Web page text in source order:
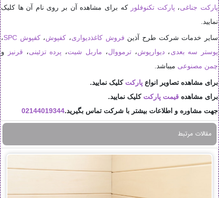
پارکت جناغی، پارکت تکنوفلور که برای مشاهده آن بر روی نام آن ها کلیک
نمایید.
سایر خدمات شرکت طرح آذین فروش کاغذدیواری، کفپوش،کفپوش SPC
،
پوستر سه بعدی،دیوارپوش،ترمووال، ماربل شیت، پرده تزئینی، قرنیز
و
چمن مصنوعی میباشد.
برای مشاهده تصاویر انواع پارکت کلیک نمایید.
برای مشاهده قیمت پارکت کلیک نمایید.
جهت مشاوره و اطلاعات بیشتر با شرکت تماس بگیرید.02144019344
مقالات مرتبط